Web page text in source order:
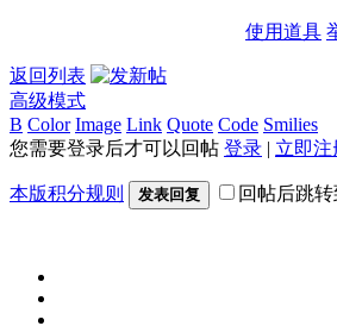
使用道具
返回列表
高级模式
B Color Image Link Quote Code Smilies
您需要登录后才可以回帖 登录 | 立即注
本版积分规则 发表回复 回帖后跳